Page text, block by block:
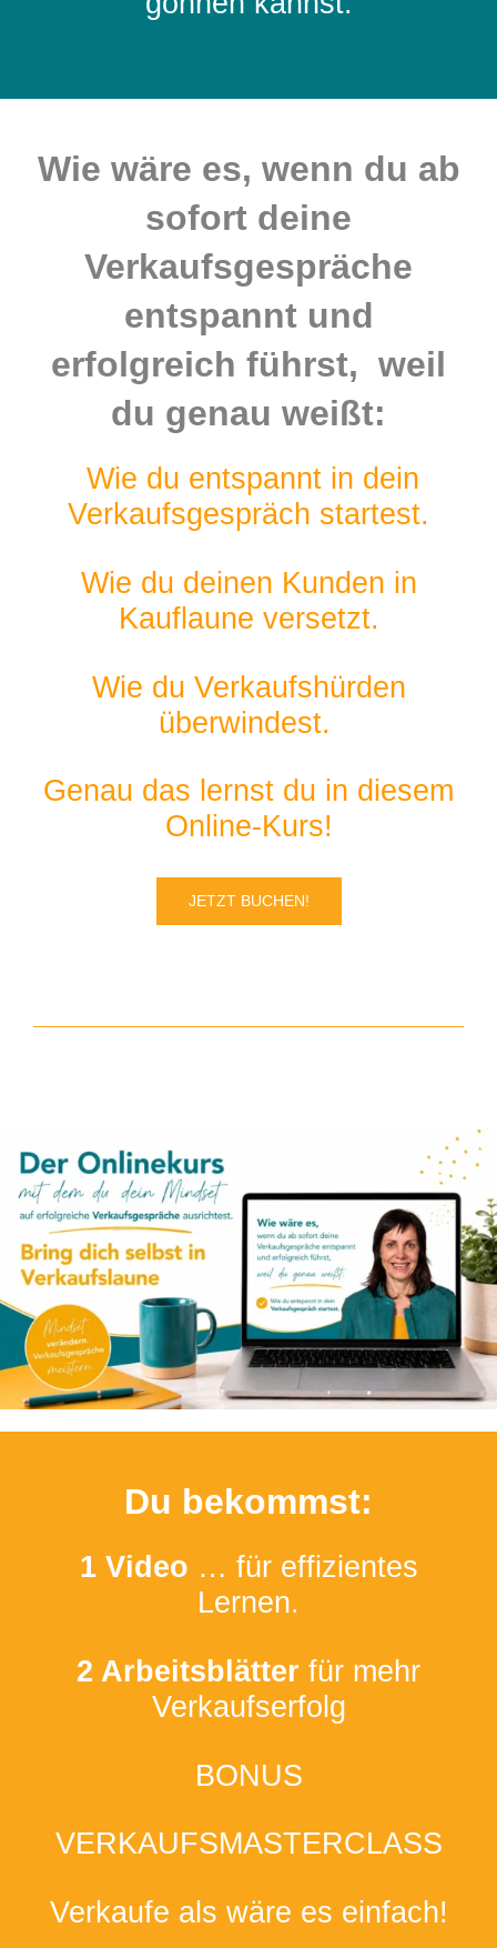
Wie wäre es, wenn du ab
sofort deine
Verkaufsgespräche
entspannt und
erfolgreich führst, weil
du genau weißt:
Wie du entspannt in dein
Verkaufsgespräch startest.
Wie du deinen Kunden in
Kauflaune versetzt.
Wie du Verkaufshürden
überwindest.
Genau das lernst du in diesem
Online-Kurs!
JETZT BUCHEN!
Du bekommst:
1 Video … für effizientes
Lernen.
2 Arbeitsblätter für mehr
Verkaufserfolg
BONUS
VERKAUFSMASTERCLASS
Verkaufe als wäre es einfach!